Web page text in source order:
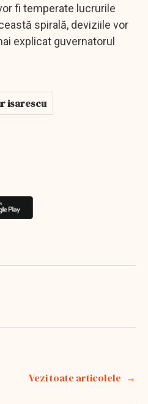
fi temperate lucrurile
spirală, deviziile vor
explicat guvernatorul
isarescu
Vezi toate articolele